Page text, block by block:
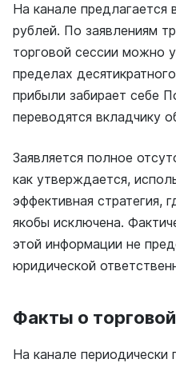
На канале предлагается
рублей. По заявлениям
торговой сессии можно
пределах
прибыли забирает себе
переводятся вкладчику
Заявляется полное
как утверждается,
эффективная стратегия,
якобы исключена.
этой информации не
юридической
Факты о
На канале периодически